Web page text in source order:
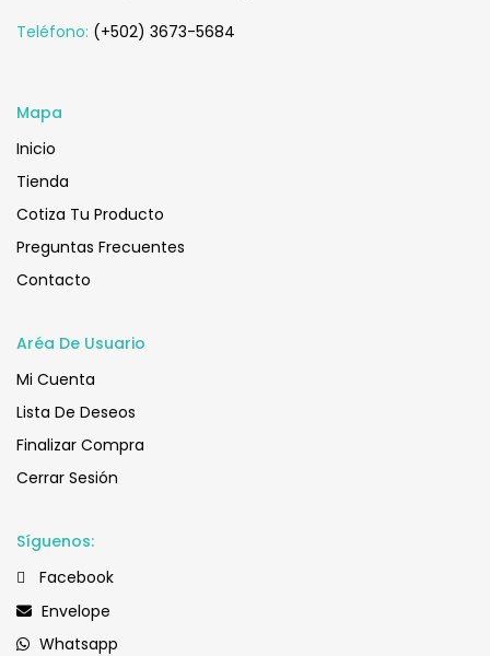
Teléfono: (+502) 3673-5684
Mapa
Inicio
Tienda
Cotiza Tu Producto
Preguntas Frecuentes
Contacto
Aréa De Usuario
Mi Cuenta
Lista De Deseos
Finalizar Compra
Cerrar Sesión
Síguenos:
Facebook
Envelope
Whatsapp